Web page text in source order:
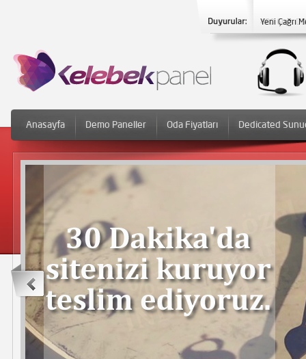
Yeni Çağrı
Anasayfa Demo Paneller Oda Fiyatları Dedicated